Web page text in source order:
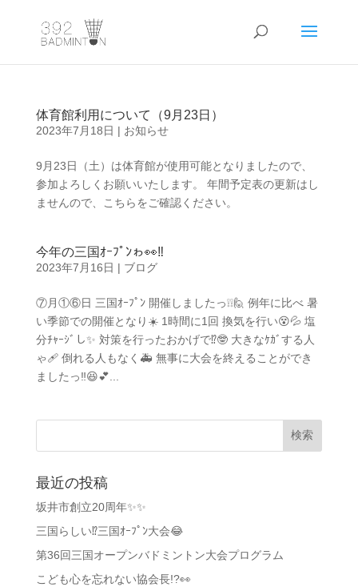
体育館利用について（9月23日）
2023年7月18日 | お知らせ
9月23日（土）は体育館が使用可能となりましたので、
参加よろしくお願いいたします。 年間予定表の更新はし
ませんので、こちらをご確認ください。
今年の三国ｵｰﾌﾟﾝゎ👀‼️
2023年7月16日 | ブログ
⑦月①⑥日 三国ｵｰﾌﾟﾝ 開催しましたっ❕❕🙋 例年に比べ 暑
い季節での開催となり☀️ 1時間に1回 換気を行い😵💦 塩
分ﾁｬｰｼﾞし✨ 対策を行ったおかげで⁉️🤓 大きなｹｶﾞする人
ゃ🩹 倒れる人もなく🚑️ 無事に大会を終えることができ
ましたっ‼️😆💕...
最近の投稿
坂井市創立20周年✨✨
三国らしい⁉️三国ｵｰﾌﾟﾝ大会😂
第36回三国オープンバドミントン大会プログラム
こども心を忘れない協会長!?👀